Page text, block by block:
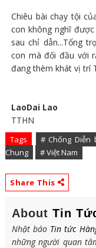
Chiêu bài chạy tội
con không nghĩ
sau chỉ dẫn...Tổng
con mà đối đầu với
đang thèm khát vị trí
LaoDai Lao
TTHN
Tags # Chống Diễn
Chung
# Việt Nam
Share This
About Tin
Nhật báo Tin tức
những người quan